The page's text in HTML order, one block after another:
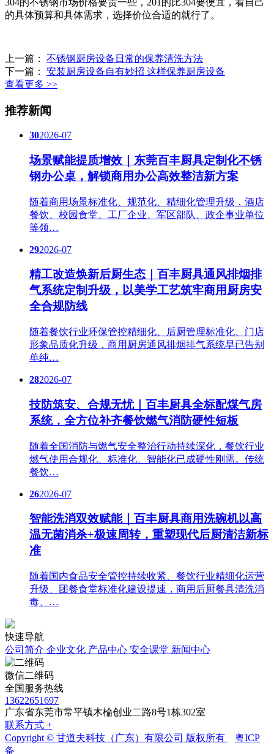
的具体预算和具体需求，选择价位合适的就行了。
上一篇： 不锈钢厨房设备日常的保养清洗方法
下一篇： 安装厨房设备自有妙招 这样保养厨房设备
查看更多 >>
推荐新闻
302026-07
场景赋能提质增效｜东莞百丰厨具定制化不锈
钢办公桌，解锁商用办公高效整洁新方案
随着商用场景标准化、规范化、精细化管理升级，酒店
餐饮、校园食堂、工厂企业、军区部队、政企事业单位
等领…
292026-07
精工改造焕新后厨生态｜百丰厨具通风排烟排
气系统定制升级，以美学工艺筑牢商用厨房安
全合规防线
随着餐饮行业环保管控精细化、后厨管理标准化、门店
形象品质化升级，商用厨房通风排烟排气系统早已告别
单纯…
282026-07
技防筑安、合规无忧｜百丰厨具全标配煤气房
系统，全方位补齐餐饮燃气消防硬性短板
随着全国消防与燃气安全整治行动持续深化，餐饮行业
燃气使用合规化、标准化、智能化已成硬性刚需。传统
餐饮…
262026-07
智能洗消双效赋能｜百丰厨具商用洗碗机以高
温无菌消杀+极速周转，重塑现代后厨清洁新标
准
随着国内食品安全管控持续收紧、餐饮行业精细化运营
升级、团餐食堂标准化建设提速，商用后厨餐具清洗消
毒、…
快速导航
公司简介 企业文化 产品中心 安全课堂 新闻中心
微信二维码
全国服务热线
13622651697
广东省东莞市常平镇木棆创业二路8号1栋302室
联系方式 +
Copyright © 甘道夫科技（广东）有限公司 版权所有
粤ICP
备